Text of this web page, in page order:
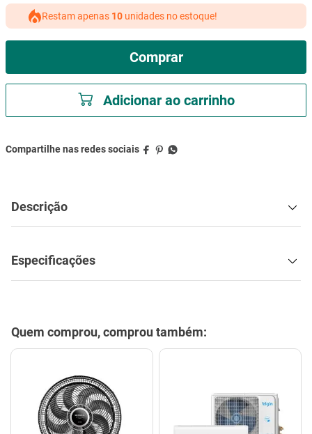
Restam apenas 10 unidades no estoque!
Comprar
Adicionar ao carrinho
Descrição
Especificações
Quem comprou, comprou também: